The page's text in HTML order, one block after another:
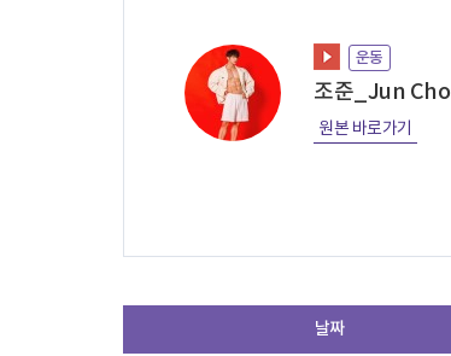
운동
조준_Jun Cho
원본 바로가기
날짜